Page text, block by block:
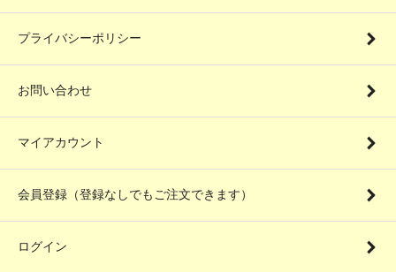
プライバシーポリシー
お問い合わせ
マイアカウント
会員登録（登録なしでもご注文できます）
ログイン